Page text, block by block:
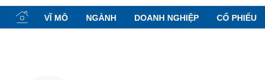
VĨ MÔ NGÀNH DOANH NGHIỆP CỔ PHIẾU
Tính
năng
(-)